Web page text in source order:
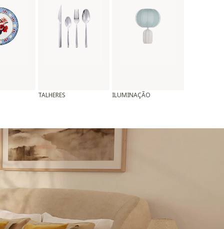
TALHERES ILUMINAÇÃO